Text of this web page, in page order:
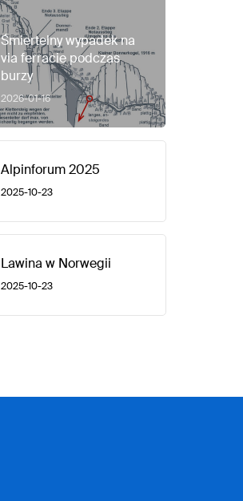
Śmiertelny wypadek na
via ferracie podczas
burzy
2026-01-16
Alpinforum 2025
2025-10-23
Lawina w Norwegii
2025-10-23